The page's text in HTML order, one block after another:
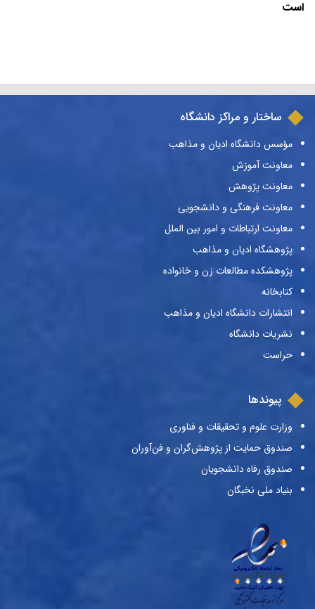
است
ساختار و مراکز دانشگاه
مؤسس دانشگاه ادیان و مذاهب
معاونت آموزش
معاونت پژوهش
معاونت فرهنگی و دانشجویی
معاونت ارتباطات و امور بین الملل
پژوهشگاه ادیان و مذاهب
پژوهشکده مطالعات زن و خانواده
کتابخانه
انتشارات دانشگاه ادیان و مذاهب
نشریات دانشگاه
حراست
پیوندها
وزارت علوم و تحقیقات و فناوری
صندوق حمایت از پژوهش‌گران و فن‌آوران
صندوق رفاه دانشجویان
بنیاد ملی نخبگان